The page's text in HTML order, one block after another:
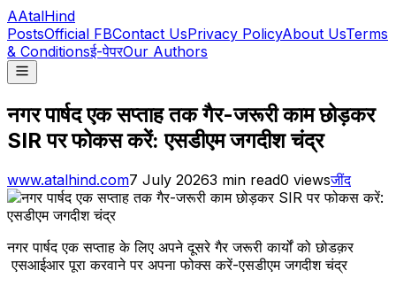
AAtalHind
PostsOfficial FBContact UsPrivacy PolicyAbout UsTerms
& Conditionsई-पेपरOur Authors
नगर पार्षद एक सप्ताह तक गैर-जरूरी काम छोड़कर
SIR पर फोकस करें: एसडीएम जगदीश चंद्र
www.atalhind.com7 July 20263 min read0 viewsजींद
नगर पार्षद एक सप्ताह के लिए अपने दूसरे गैर जरूरी कार्यों को छोडक़र
एसआईआर पूरा करवाने पर अपना फोक्स करें-एसडीएम जगदीश चंद्र